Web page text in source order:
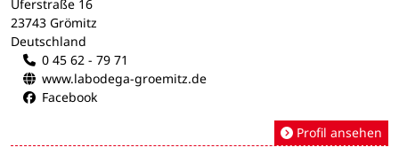
Uferstraße 16
23743 Grömitz
Deutschland
0 45 62 - 79 71
www.labodega-groemitz.de
Facebook
Profil ansehen